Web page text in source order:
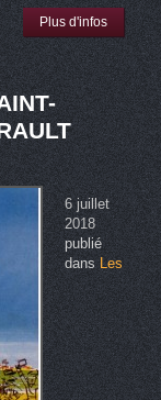
Plus d'infos
6 juillet
2018
publié
dans Les